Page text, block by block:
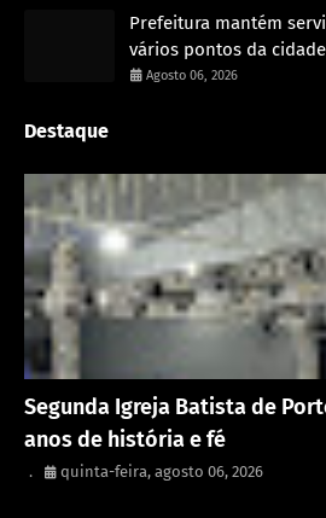
Prefeitura mantém
vários pontos da cidade
Agosto 06, 2026
Destaque
Segunda Igreja Batista de
anos de história e fé
. quinta-feira, agosto 06, 2026